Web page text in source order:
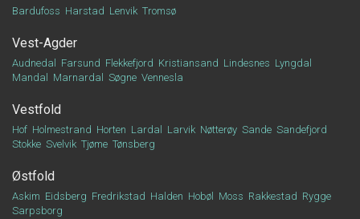
Bardufoss Harstad Lenvik Tromsø
Vest-Agder
Audnedal Farsund Flekkefjord Kristiansand Lindesnes Lyngdal
Mandal
Marnardal Søgne Vennesla
Vestfold
Hof Holmestrand Horten Lardal Larvik Nøtterøy Sande Sandefjord
Stokke Svelvik Tjøme Tønsberg
Østfold
Askim Eidsberg Fredrikstad Halden Hobøl Moss Rakkestad Rygge
Sarpsborg